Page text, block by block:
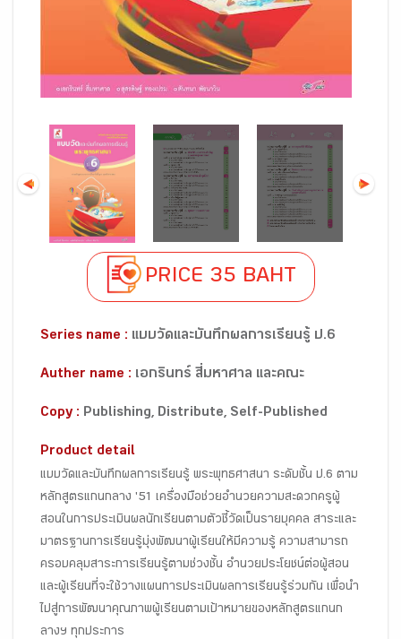
PRICE 35 BAHT
Series name : แบบวัดและบันทึกผลการเรียนรู้ ป.6
Auther name : เอกรินทร์ สี่มหาศาล และคณะ
Copy : Publishing, Distribute, Self-Published
Product detail
แบบวัดและบันทึกผลการเรียนรู้ พระพุทธศาสนา ระดับชั้น ป.6 ตาม
หลักสูตรแกนกลาง '51 เครื่องมือช่วยอำนวยความสะดวกครูผู้
สอนในการประเมินผลนักเรียนตามตัวชี้วัดเป็นรายบุคคล สาระและ
มาตรฐานการเรียนรู้มุ่งพัฒนาผู้เรียนให้มีความรู้ ความสามารถ
ครอบคลุมสาระการเรียนรู้ตามช่วงชั้น อำนวยประโยชน์ต่อผู้สอน
และผู้เรียนที่จะใช้วางแผนการประเมินผลการเรียนรู้ร่วมกัน เพื่อนำ
ไปสู่การพัฒนาคุณภาพผู้เรียนตามเป้าหมายของหลักสูตรแกนก
ลางฯ ทุกประการ